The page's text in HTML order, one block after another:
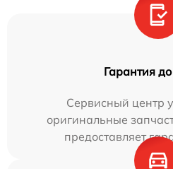
Гарантия
Сервисный центр
оригинальные
предоставляет